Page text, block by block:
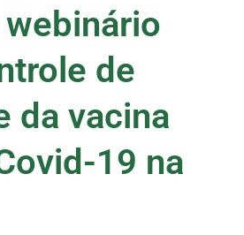
de
da vacina
19 na